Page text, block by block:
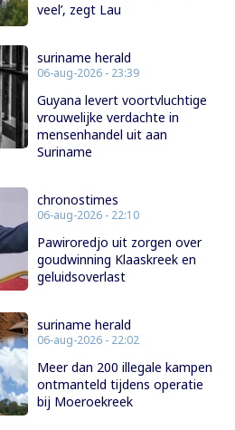
veel’, zegt Lau
suriname herald
06-aug-2026 - 23:39
Guyana levert voortvluchtige
vrouwelijke verdachte in
mensenhandel uit aan
Suriname
chronostimes
06-aug-2026 - 22:10
Pawiroredjo uit zorgen over
goudwinning Klaaskreek en
geluidsoverlast
suriname herald
06-aug-2026 - 22:02
Meer dan 200 illegale kampen
ontmanteld tijdens operatie
bij Moeroekreek